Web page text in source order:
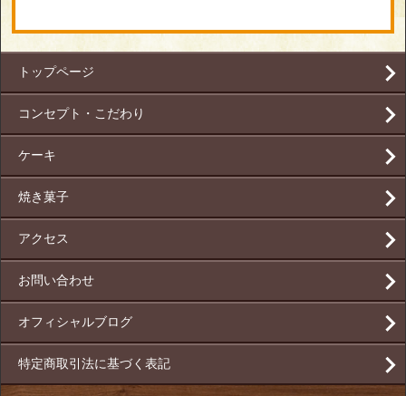
トップページ
コンセプト・こだわり
ケーキ
焼き菓子
アクセス
お問い合わせ
オフィシャルブログ
特定商取引法に基づく表記